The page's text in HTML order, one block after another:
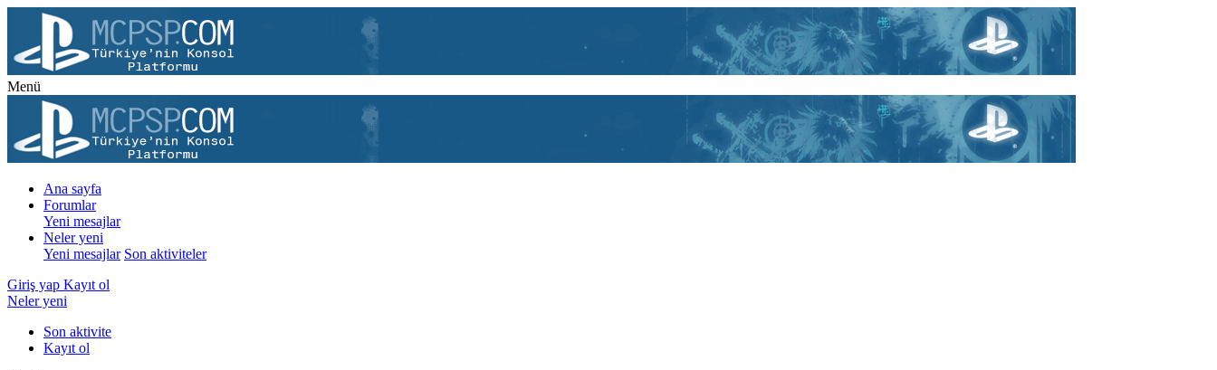
Menü
Ana sayfa
Forumlar
Yeni mesajlar
Neler yeni
Yeni mesajlar Son aktiviteler
Giriş yap Kayıt ol
Neler yeni
Son aktivite
Kayıt ol